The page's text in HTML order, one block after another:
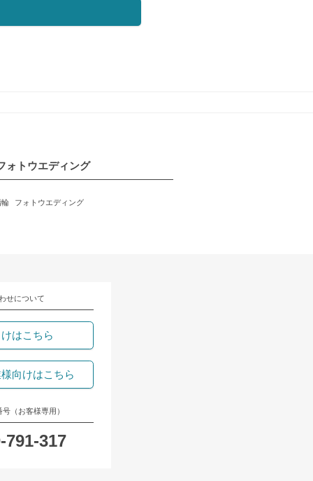
ォトウエディング
輪 フォトウエディング
せについて
はこちら
向けはこちら
（お客様専用）
791-317